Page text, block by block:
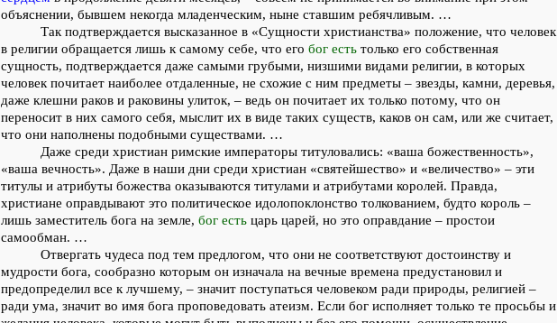
объяснении, бывшем некогда младенческим, ныне ставшим ребячливым. …
Так подтверждается высказанное в «Сущности христианства» положение, что человек
в религии обращается лишь к самому себе, что его бог естьтолько его собственная
сущность, подтверждается даже самыми грубыми, низшими видами религии, в которых
человек почитает наиболее отдаленные, не схожие с ним предметы – звезды, камни, деревья,
даже клешни раков и раковины улиток, – ведь он почитает их только потому, что он
переносит в них самого себя, мыслит их в виде таких существ, каков он сам, или же считает,
что они наполнены подобными существами. …
Даже среди христиан римские императоры титуловались: «ваша божественность»,
«ваша вечность». Даже в наши дни среди христиан «святейшество» и «величество» – эти
титулы и атрибуты божества оказываются титулами и атрибутами королей. Правда,
христиане оправдывают это политическое идолопоклонство толкованием, будто король –
лишь заместитель бога на земле, бог естьцарь царей, но это оправдание – простои
самообман. …
Отвергать чудеса под тем предлогом, что они не соответствуют достоинству и
мудрости бога, сообразно которым он изначала на вечные времена предустановил и
предопределил все к лучшему, – значит поступаться человеком ради природы, религией –
ради ума, значит во имя бога проповедовать атеизм. Если бог исполняет только те просьбы и